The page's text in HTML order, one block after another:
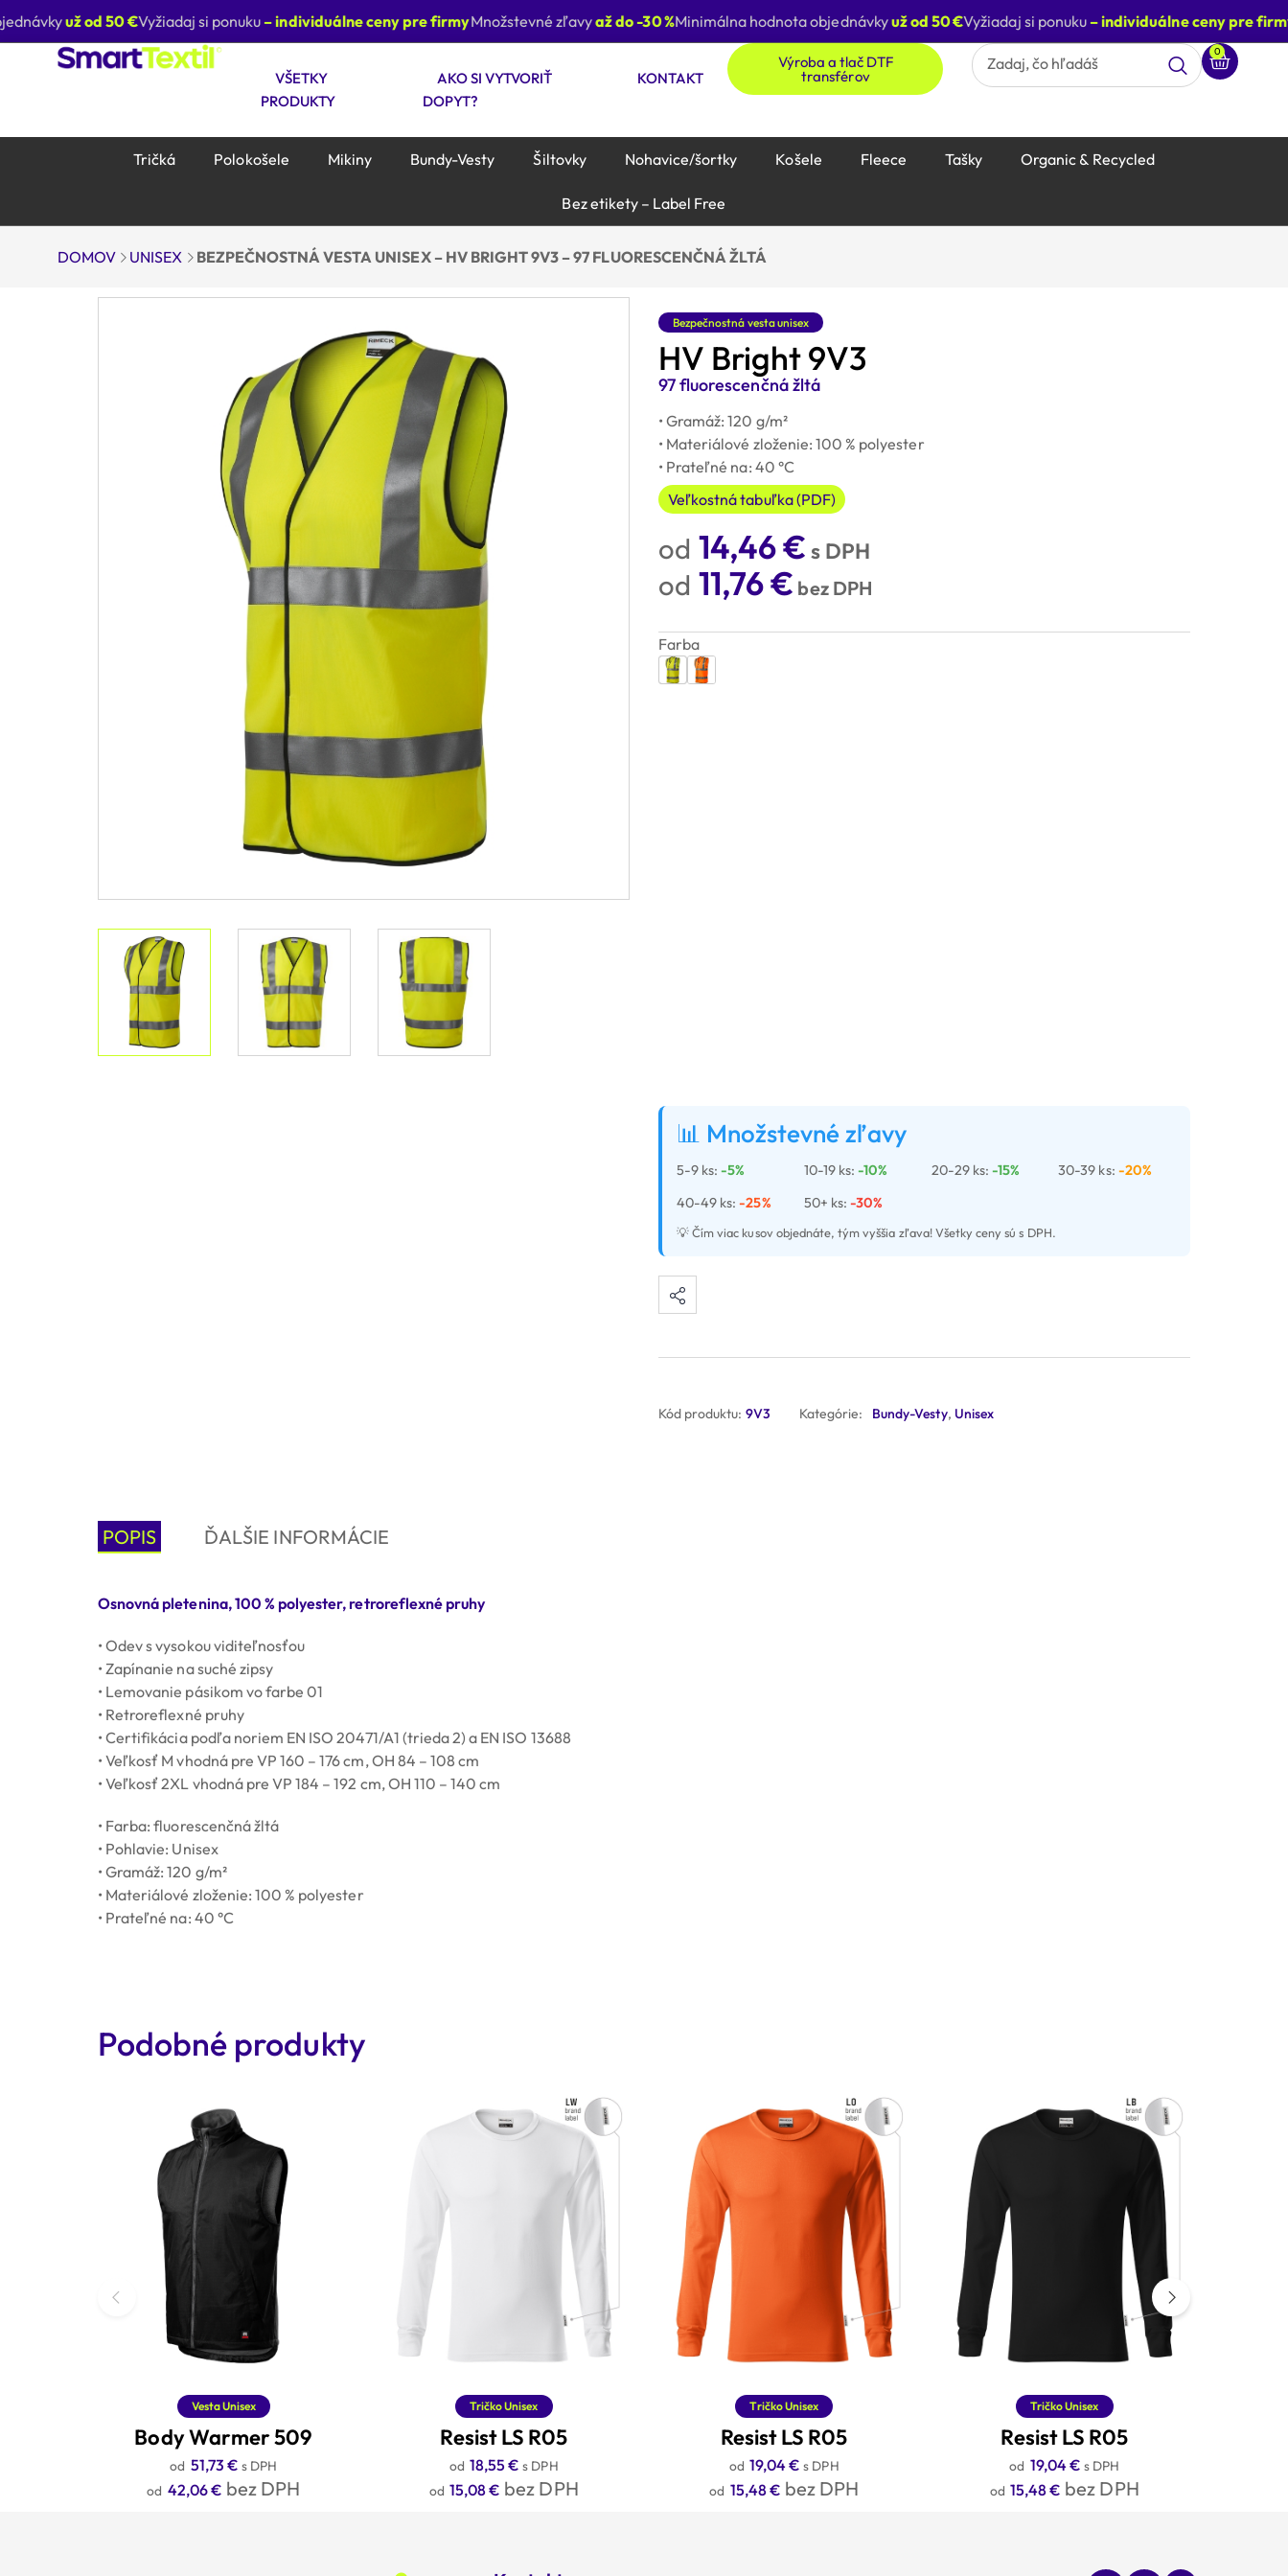
už od 50 €Vyžiadaj si ponuku– individuálne ceny pre firmyMnožstevné zľavyaž do -30 %Minimálna hodnota objednávkyuž od 50 €Vyžiadaj si ponuku– individuálne ceny pre firmy
VŠETKY
PRODUKTY
AKO SI VYTVORIŤ
DOPYT?
KONTAKT
Výroba a tlač DTF
transférov
0
Tričká Polokošele Mikiny Bundy-Vesty Šiltovky Nohavice/šortky Košele Fleece Tašky Organic & Recycled
Bez etikety – Label Free
DOMOV UNISEX BEZPEČNOSTNÁ VESTA UNISEX – HV BRIGHT 9V3 – 97 FLUORESCENČNÁ ŽLTÁ
Bezpečnostná vesta unisex
HV Bright 9V3
97 fluorescenčná žltá
• Gramáž: 120 g/m²
• Materiálové zloženie: 100 % polyester
• Prateľné na: 40 °C
Veľkostná tabuľka (PDF)
14,46€ s DPH
11,76€ bez DPH
Farba
📊 Množstevné zľavy
5-9 ks:-5% 10-19 ks:-10% 20-29 ks: -15% 30-39 ks: -20%
40-49 ks:-25% 50+ ks:-30%
💡 Čím viac kusov objednáte, tým vyššia zľava! Všetky ceny sú s DPH.
Kód produktu: 9V3 Kategórie: Bundy-Vesty, Unisex
POPIS ĎALŠIE INFORMÁCIE
Osnovná pletenina, 100 % polyester, retroreflexné pruhy
• Odev s vysokou viditeľnosťou
• Zapínanie na suché zipsy
• Lemovanie pásikom vo farbe 01
• Retroreflexné pruhy
• Certifikácia podľa noriem EN ISO 20471/A1 (trieda 2) a EN ISO 13688
• Veľkosť M vhodná pre VP 160 – 176 cm, OH 84 – 108 cm
• Veľkosť 2XL vhodná pre VP 184 – 192 cm, OH 110 – 140 cm
• Farba: fluorescenčná žltá
• Pohlavie: Unisex
• Gramáž: 120 g/m²
• Materiálové zloženie: 100 % polyester
• Prateľné na: 40 °C
Podobné produkty
Vesta Unisex
Body Warmer 509
51,73 € s DPH
42,06€ bez DPH
Tričko Unisex
Resist LS R05
18,55€ s DPH
15,08€ bez DPH
Tričko Unisex
Resist LS R05
19,04€ s DPH
15,48€ bez DPH
Tričko Unisex
Resist LS R05
19,04€ s DPH
15,48€ bez DPH